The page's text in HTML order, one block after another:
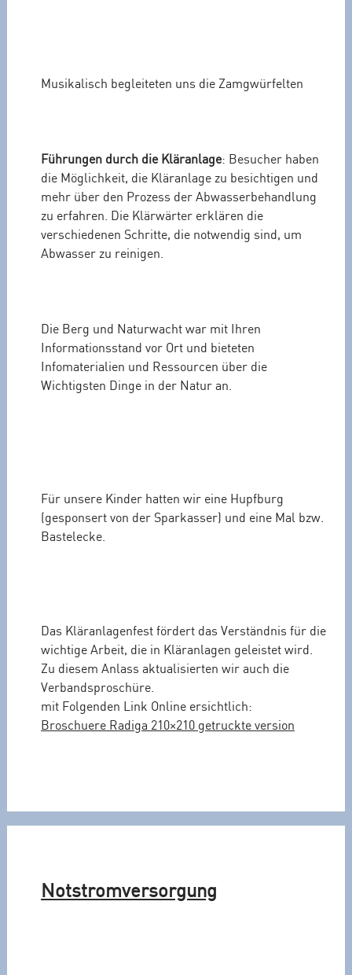
Musikalisch begleiteten uns die Zamgwürfelten
Führungen durch die Kläranlage: Besucher haben
die Möglichkeit, die Kläranlage zu besichtigen und
mehr über den Prozess der Abwasserbehandlung
zu erfahren. Die Klärwärter erklären die
verschiedenen Schritte, die notwendig sind, um
Abwasser zu reinigen.
Die Berg und Naturwacht war mit Ihren
Informationsstand vor Ort und bieteten
Infomaterialien und Ressourcen über die
Wichtigsten Dinge in der Natur an.
Für unsere Kinder hatten wir eine Hupfburg
(gesponsert von der Sparkasser) und eine Mal bzw.
Bastelecke.
Das Kläranlagenfest fördert das Verständnis für die
wichtige Arbeit, die in Kläranlagen geleistet wird.
Zu diesem Anlass aktualisierten wir auch die
Verbandsproschüre.
mit Folgenden Link Online ersichtlich:
Broschuere Radiga 210×210 getruckte version
Notstromversorgung